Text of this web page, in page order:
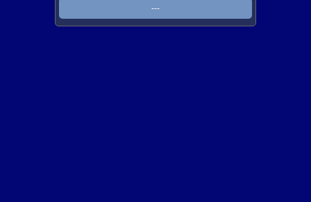
---